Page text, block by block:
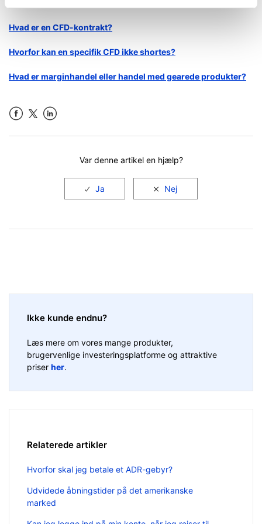
Hvad er en CFD-kontrakt?
Hvorfor kan en specifik CFD ikke shortes?
Hvad er marginhandel eller handel med gearede produkter?
Var denne artikel en hjælp?
Ikke kunde endnu?
Læs mere om vores mange produkter,
brugervenlige investeringsplatforme og attraktive
priser her.
Relaterede artikler
Hvorfor skal jeg betale et ADR-gebyr?
Udvidede åbningstider på det amerikanske
marked